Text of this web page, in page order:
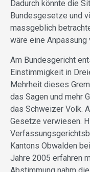
Dadurch könnte die
Bundesgesetze und
massgeblich
wäre eine Anpassung
Am Bundesgericht
Einstimmigkeit in
Mehrheit dieses
das Sagen und mehr
das Schweizer Volk.
Gesetze verwiesen.
Kantons Obwalden
Jahre 2005 erfahren